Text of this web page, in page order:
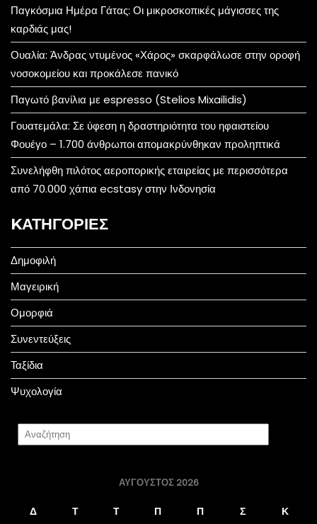
Παγκόσμια Ημέρα Γάτας: Οι μικροσκοπικές μάγισσες της
καρδιάς μας!
Ουαλία: Άνδρας ντυμένος «Χάρος» σκαρφάλωσε στην οροφή
νοσοκομείου και προκάλεσε πανικό
Παγωτό βανίλια με espresso (Stelios Mixailidis)
Γουατεμάλα: Σε ύφεση η δραστηριότητα του ηφαιστείου
Φουέγο – 1.700 άνθρωποι απομακρύνθηκαν προληπτικά
Συνελήφθη πιλότος αεροπορικής εταιρείας με περισσότερα
από 70.000 χάπια ecstasy στην Ινδονησία
KΑΤΗΓΟΡΊΕΣ
Δημοφιλή
Μαγειρική
Ομορφιά
Συνεντεύξεις
Ταξίδια
Ψυχολογία
ΑΎΓΟΥΣΤΟΣ 2026
Δ Τ Τ Π Π Σ Κ